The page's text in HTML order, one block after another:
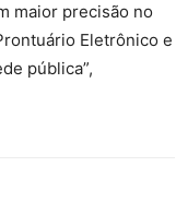
maior precisão no
Eletrônico e
pública”,